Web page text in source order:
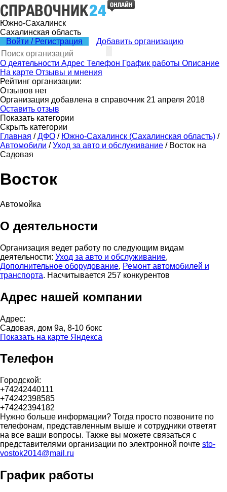
Южно-Сахалинск
Сахалинская область
Войти / Регистрация
Добавить организацию
О деятельности Адрес Телефон График работы Описание
На карте Отзывы и мнения
Рейтинг организации:
Отзывов нет
Организация добавлена в справочник 21 апреля 2018
Оставить отзыв
Показать категории
Скрыть категории
Главная / ДФО / Южно-Сахалинск (Сахалинская область) /
Автомобили / Уход за авто и обслуживание / Восток на
Садовая
Восток
Автомойка
О деятельности
Организация ведет работу по следующим видам
деятельности: Уход за авто и обслуживание,
Дополнительное оборудование, Ремонт автомобилей и
транспорта. Насчитывается 257 конкурентов
Адрес нашей компании
Адрес:
Садовая, дом 9а, 8-10 бокс
Показать на карте Яндекса
Телефон
Городской:
+74242440111
+74242398585
+74242394182
Нужно больше информации? Тогда просто позвоните по
телефонам, представленным выше и сотрудники ответят
на все ваши вопросы. Также вы можете связаться с
представителями организации по электронной почте sto-
vostok2014@mail.ru
График работы